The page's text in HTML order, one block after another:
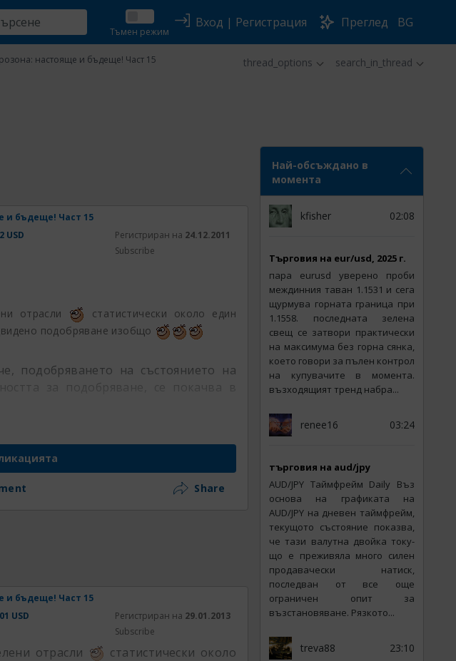
Тъмен режим
Вход | Регистрация Преглед BG
настояще и бъдеще! Част 15 thread_options search_in_thread
и бъдеще! Част 15
USD
Регистриран на 24.12.2011
Subscribe
отрасли
статистически около един
подобряване изобщо
подобряването на състоянието на
за подобряване, се покачва в
Share
и бъдеще! Част 15
USD
Регистриран на 29.01.2013
Subscribe
отрасли
статистически около
Най-обсъждано в
момента
kfisher 02:08
Tърговия на eur/usd, 2025 г.
пара eurusd уверено проби
междинния таван 1.1531 и сега
щурмува горната граница при
1.1558. последната зелена
свещ се затвори практически
на максимума без горна сянка,
което говори за пълен контрол
на купувачите в момента.
възходящият тренд набра...
renee16 03:24
търговия на aud/jpy
AUD/JPY Таймфрейм Daily Въз
основа на графиката на
AUD/JPY на дневен таймфрейм,
текущото състояние показва,
че тази валутна двойка току-
що е преживяла много силен
продавачески натиск,
последван от все още
ограничен опит за
възстановяване. Рязкото...
treva88 23:10